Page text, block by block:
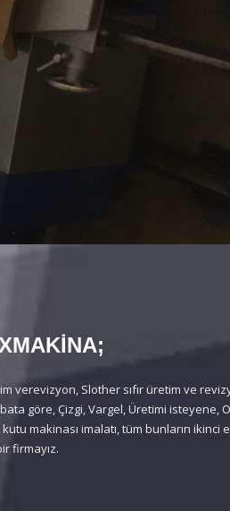
verevizyon, Slother sıfır üretim ve
göre, Çizgi, Vargel, Üretimi
makinası imalatı, tüm bunların ikinci
firmayız.